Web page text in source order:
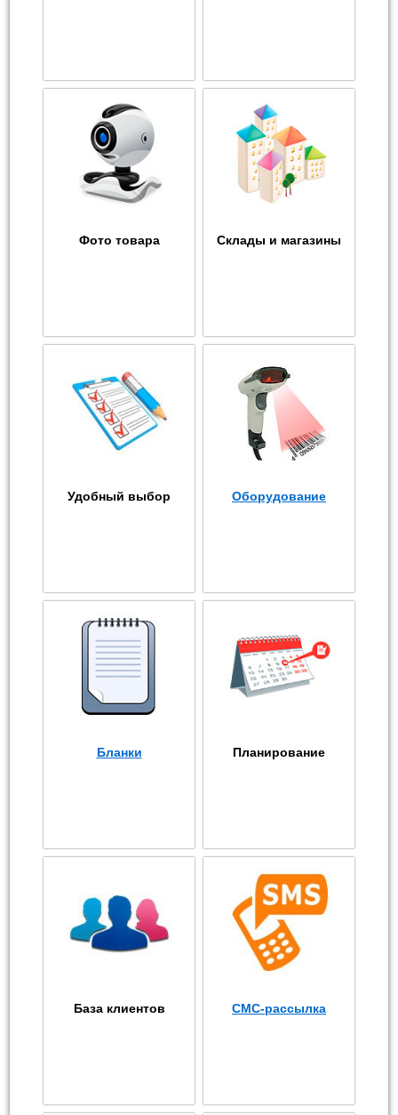
Фото товара Склады и магазины
Удобный выбор Оборудование
Бланки Планирование
База клиентов СМС-рассылка